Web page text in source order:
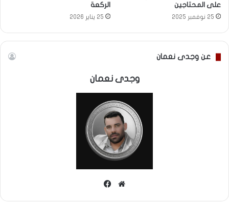
على المحتاجين
25 نوفمبر 2025
الركعة
25 يناير 2026
عن وجدى نعمان
وجدى نعمان
موقع